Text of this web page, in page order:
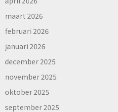
maart 2026
februari 2026
januari 2026
december 2025
november 2025
oktober 2025
september 2025